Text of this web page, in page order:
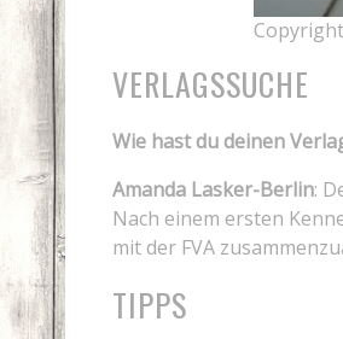
VERLAGSSUCHE
Wie hast du deinen
Amanda Lasker-Berlin:
Nach einem ersten
mit der FVA
TIPPS